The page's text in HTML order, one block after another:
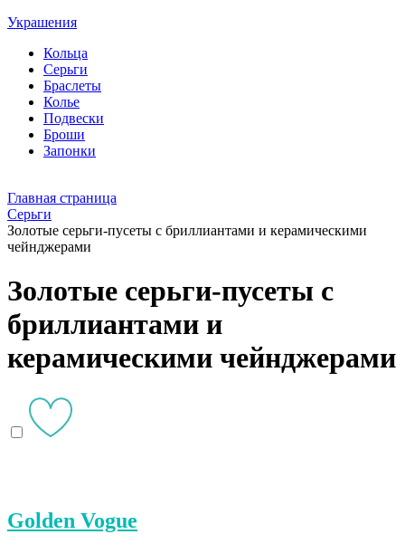
Украшения
Кольца
Серьги
Браслеты
Колье
Подвески
Броши
Запонки
Главная страница
Серьги
Золотые серьги-пусеты с бриллиантами и керамическими
чейнджерами
Золотые серьги-пусеты с
бриллиантами и
керамическими чейнджерами
Golden Vogue